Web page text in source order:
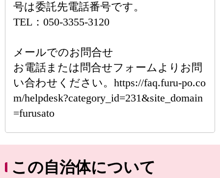
号は委託先電話番号です。
TEL：050-3355-3120
メールでのお問合せ
お電話または問合せフォームよりお問
い合わせください。https://faq.furu-po.co
m/helpdesk?category_id=231&site_domain
=furusato
この自治体について